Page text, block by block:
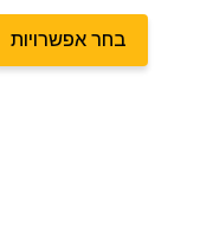
בחר אפשרויות